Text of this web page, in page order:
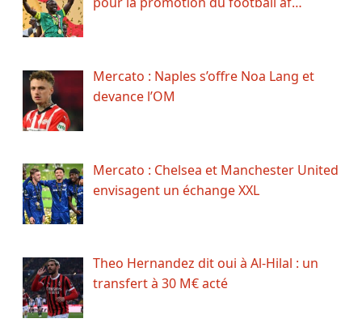
Mercato : Naples s’offre Noa Lang et
devance l’OM
Mercato : Chelsea et Manchester United
envisagent un échange XXL
Theo Hernandez dit oui à Al-Hilal : un
transfert à 30 M€ acté